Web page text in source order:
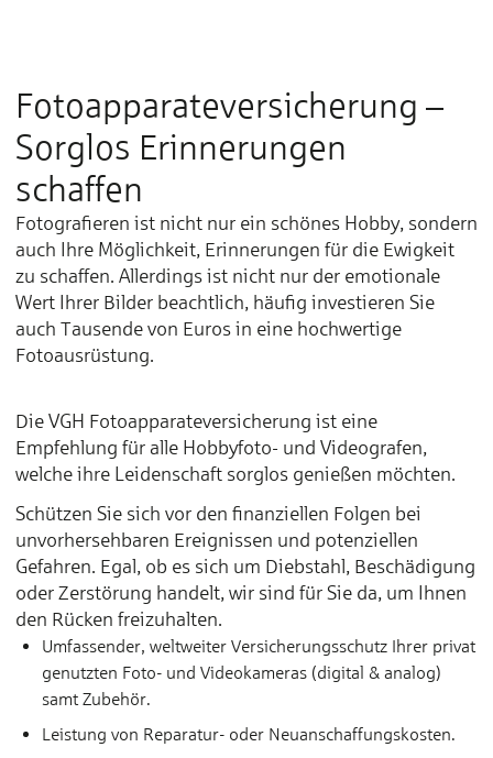
Fotoapparateversicherung –
Sorglos Erinnerungen
schaffen
Fotografieren ist nicht nur ein schönes Hobby, sondern
auch Ihre Möglichkeit, Erinnerungen für die Ewigkeit
zu schaffen. Allerdings ist nicht nur der emotionale
Wert Ihrer Bilder beachtlich, häufig investieren Sie
auch Tausende von Euros in eine hochwertige
Fotoausrüstung.
Die VGH Fotoapparateversicherung ist eine
Empfehlung für alle Hobbyfoto- und Videografen,
welche ihre Leidenschaft sorglos genießen möchten.
Schützen Sie sich vor den finanziellen Folgen bei
unvorhersehbaren Ereignissen und potenziellen
Gefahren. Egal, ob es sich um Diebstahl, Beschädigung
oder Zerstörung handelt, wir sind für Sie da, um Ihnen
den Rücken freizuhalten.
Umfassender, weltweiter Versicherungsschutz Ihrer privat
genutzten Foto- und Videokameras (digital & analog)
samt Zubehör.
Leistung von Reparatur- oder Neuanschaffungskosten.